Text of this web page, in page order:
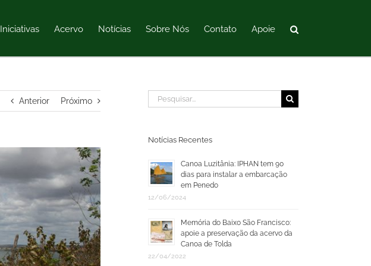
Iniciativas Acervo Notícias Sobre Nós Contato Apoie
Anterior Próximo
Buscar
resultados
Notícias Recentes
Canoa Luzitânia: IPHAN tem 90
dias para instalar a embarcação
em Penedo
12/06/2024
Memória do Baixo São Francisco:
apoie a preservação da acervo da
Canoa de Tolda
22/04/2022